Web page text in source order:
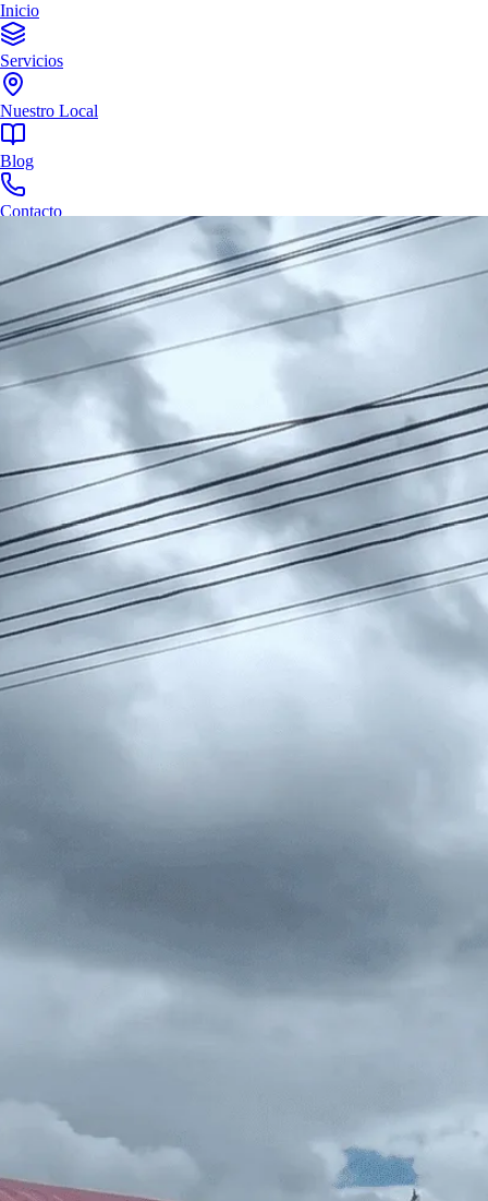
Inicio
Servicios
Nuestro Local
Blog
Contacto
RESERVAR CITA
Revisiones Técnicas Huancayo